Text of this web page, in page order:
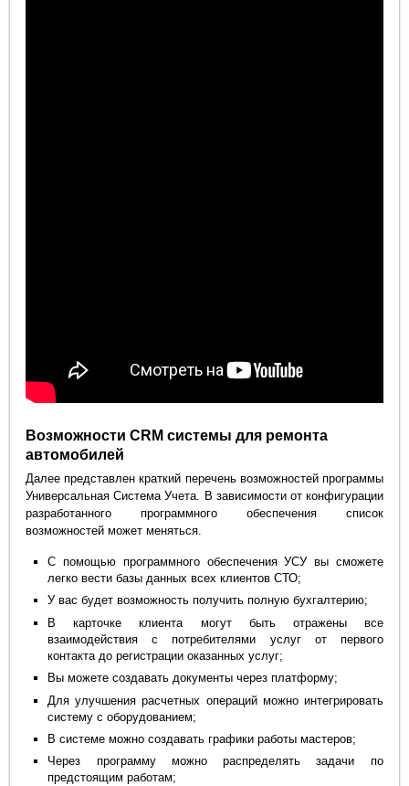
Возможности CRM системы для ремонта
автомобилей
Далее представлен краткий перечень возможностей программы
Универсальная Система Учета. В зависимости от конфигурации
разработанного программного обеспечения список
возможностей может меняться.
С помощью программного обеспечения УСУ вы сможете
легко вести базы данных всех клиентов СТО;
У вас будет возможность получить полную бухгалтерию;
В карточке клиента могут быть отражены все
взаимодействия с потребителями услуг от первого
контакта до регистрации оказанных услуг;
Вы можете создавать документы через платформу;
Для улучшения расчетных операций можно интегрировать
систему с оборудованием;
В системе можно создавать графики работы мастеров;
Через программу можно распределять задачи по
предстоящим работам;